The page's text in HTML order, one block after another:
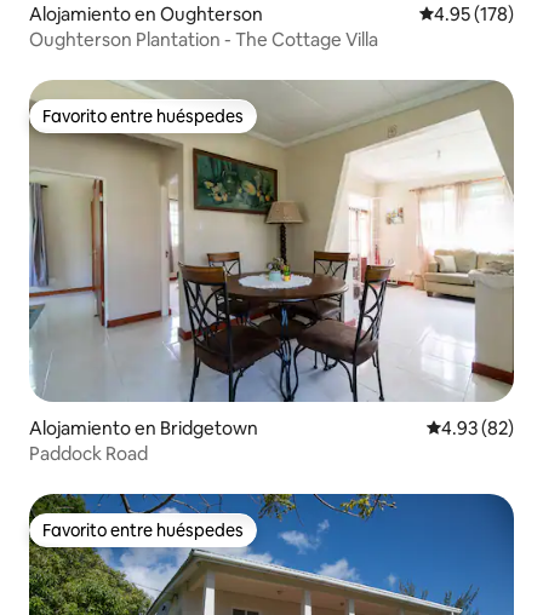
Alojamiento en Oughterson Calificación
4.95 (178)
Oughterson Plantation - The Cottage Villa
Favorito entre huéspedes
Favorito entre huéspedes
Alojamiento en Bridgetown Calificación
4.93 (82)
Paddock Road
Favorito entre huéspedes
Favorito entre huéspedes